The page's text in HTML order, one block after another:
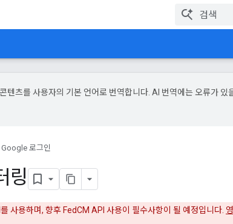
텐츠를 사용자의 기본 언어로 번역합니다. AI 번역에는 오류가 있
Google 로그인
링
사용하며, 향후 FedCM API 사용이 필수사항이 될 예정입니다.